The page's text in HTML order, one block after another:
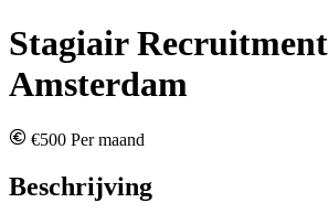
Stagiair Recruitment
Amsterdam
€500 Per maand
Beschrijving